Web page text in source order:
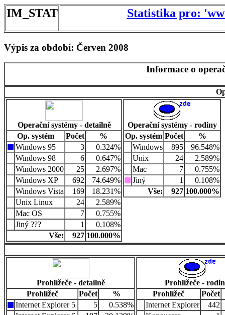
IM_STAT Statistika pro:
Výpis za období: Červen 2008
Informace o
Operační systémy - detailně
Op. systém
Počet
%
Windows 95
3
0.324%
Windows 98
6
0.647%
Windows 2000
25
2.697%
Windows XP
692
74.649%
Windows Vista
169
18.231%
Unix Linux
24
2.589%
Mac OS
7
0.755%
Jiný ???
1
0.108%
Vše:
927 100.000%
Operační systémy - rodiny
Op. systém Počet
%
Windows
895
96.548%
Unix
24
2.589%
Mac
7
0.755%
Jiný
1
0.108%
Vše:
927 100.000%
Prohlížeče - detailně
Prohlížeč
Počet
%
Internet Explorer 5
5
0.538%
Prohlížeče -
Prohlížeč
Počet
Internet Explorer
442